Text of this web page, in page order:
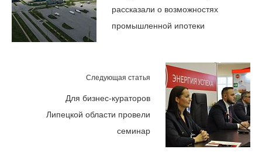
рассказали о возможностях
промышленной ипотеки
Следующая статья
Для бизнес-кураторов
Липецкой области провели
семинар